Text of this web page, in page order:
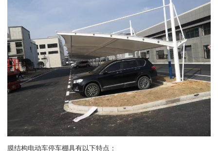
膜结构电动车停车棚具有以下特点：